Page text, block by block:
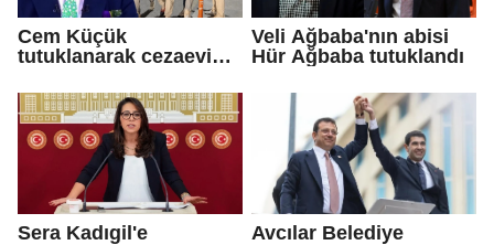
Cem Küçük
tutuklanarak cezaevine
Veli Ağbaba'nın abisi
Hür Ağbaba tutuklandı
Sera Kadıgil'e
Avcılar Belediye